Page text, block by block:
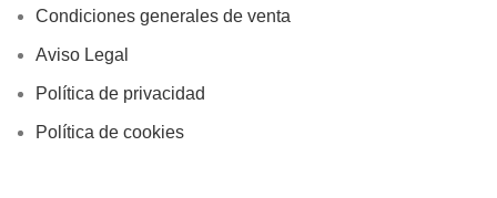
Condiciones generales de venta
Aviso Legal
Política de privacidad
Política de cookies